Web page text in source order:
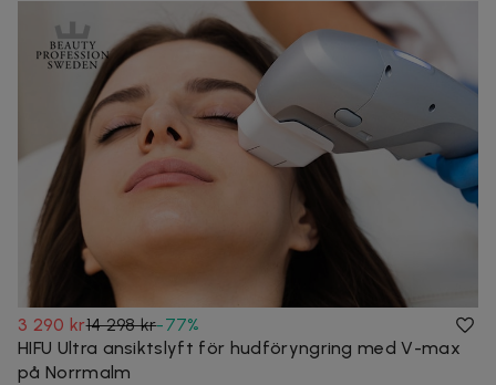
3 290 kr14 298 kr-77%
HIFU Ultra ansiktslyft för hudföryngring med V-max
på Norrmalm